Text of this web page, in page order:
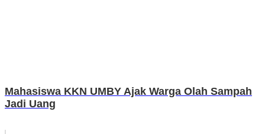
Mahasiswa KKN UMBY Ajak Warga Olah Sampah
Jadi Uang